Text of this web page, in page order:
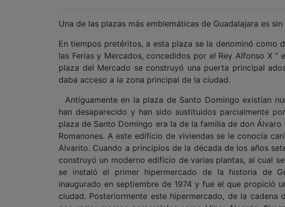
plaza del Mercado se construyó una puerta principal
daba acceso a la zona principal de la ciudad.
Antiguamente en la plaza de Santo Domingo existían
han desaparecido y han sido sustituidos parcialmente
plaza de Santo Domingo era la de la familia de don
Romanones. A este edificio de viviendas se le conocía
Alvarito. Cuando a principios de la década de los años
construyó un moderno edificio de varias plantas, al cual
se instaló el primer hipermercado de la historia de
inaugurado en septiembre de 1974 y fue el que propició
ciudad. Posteriormente este hipermercado, de la cadena
por varias marcas comerciales como Hiper Alcarria,
actualidad únicamente en los bajos existe la oficina